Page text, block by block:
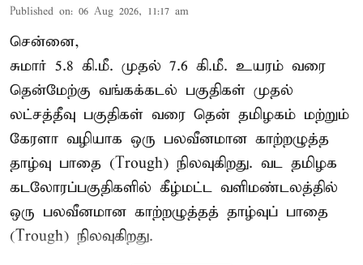
Published on: 06 Aug 2026, 11:17 am
சென்னை,
சுமார் 5.8 கி.மீ. முதல் 7.6 கி.மீ. உயரம் வரை
தென்மேற்கு வங்கக்கடல் பகுதிகள் முதல்
லட்சத்தீவு பகுதிகள் வரை தென் தமிழகம் மற்றும்
கேரளா வழியாக ஒரு பலவீனமான காற்றழுத்த
தாழ்வு பாதை (Trough) நிலவுகிறது. வட தமிழக
கடலோரப்பகுதிகளில் கீழ்மட்ட வளிமண்டலத்தில்
ஒரு பலவீனமான காற்றழுத்தத் தாழ்வுப் பாதை
(Trough) நிலவுகிறது.